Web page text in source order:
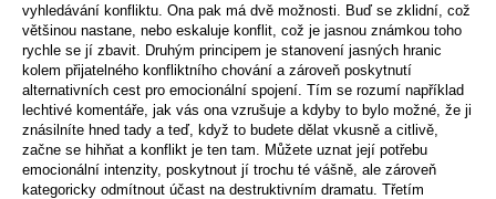
vyhledávání konfliktu. Ona pak má dvě možnosti. Buď se zklidní, což
většinou nastane, nebo eskaluje konflit, což je jasnou známkou toho
rychle se jí zbavit. Druhým principem je stanovení jasných hranic
kolem přijatelného konfliktního chování a zároveň poskytnutí
alternativních cest pro emocionální spojení. Tím se rozumí například
lechtivé komentáře, jak vás ona vzrušuje a kdyby to bylo možné, že ji
znásilníte hned tady a teď, když to budete dělat vkusně a citlivě,
začne se hihňat a konflikt je ten tam. Můžete uznat její potřebu
emocionální intenzity, poskytnout jí trochu té vášně, ale zároveň
kategoricky odmítnout účast na destruktivním dramatu. Třetím